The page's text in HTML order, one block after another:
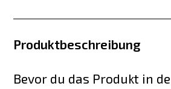
Produktbeschreibung
Bevor du das Produkt in